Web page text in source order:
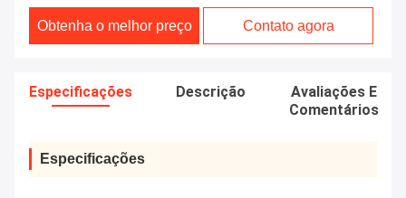
Obtenha o melhor preço Contato agora
Especificações Descrição
Avaliações E
Comentários
Especificações